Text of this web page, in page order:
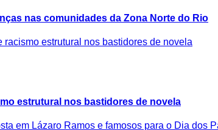
nas comunidades da Zona Norte do Rio
estrutural nos bastidores de novela